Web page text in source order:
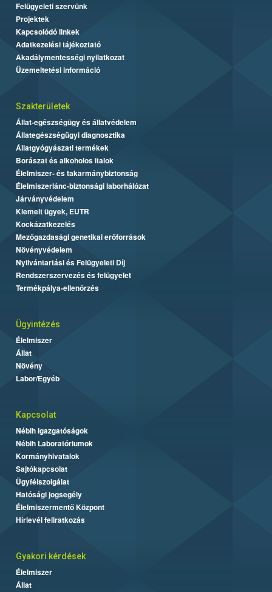
Felügyeleti szervünk
Projektek
Kapcsolódó linkek
Adatkezelési tájékoztató
Akadálymentességi nyilatkozat
Üzemeltetési információ
Szakterületek
Állat-egészségügy és állatvédelem
Állategészségügyi diagnosztika
Állatgyógyászati termékek
Borászat és alkoholos italok
Élelmiszer- és takarmánybiztonság
Élelmiszerlánc-biztonsági laborhálózat
Járványvédelem
Kiemelt ügyek, EUTR
Kockázatkezelés
Mezőgazdasági genetikai erőforrások
Növényvédelem
Nyilvántartási és Felügyeleti Díj
Rendszerszervezés és felügyelet
Termékpálya-ellenőrzés
Ügyintézés
Élelmiszer
Állat
Növény
Labor/Egyéb
Kapcsolat
Nébih Igazgatóságok
Nébih Laboratóriumok
Kormányhivatalok
Sajtókapcsolat
Ügyfélszolgálat
Hatósági jogsegély
Élelmiszermentő Központ
Hírlevél feliratkozás
Gyakori kérdések
Élelmiszer
Állat